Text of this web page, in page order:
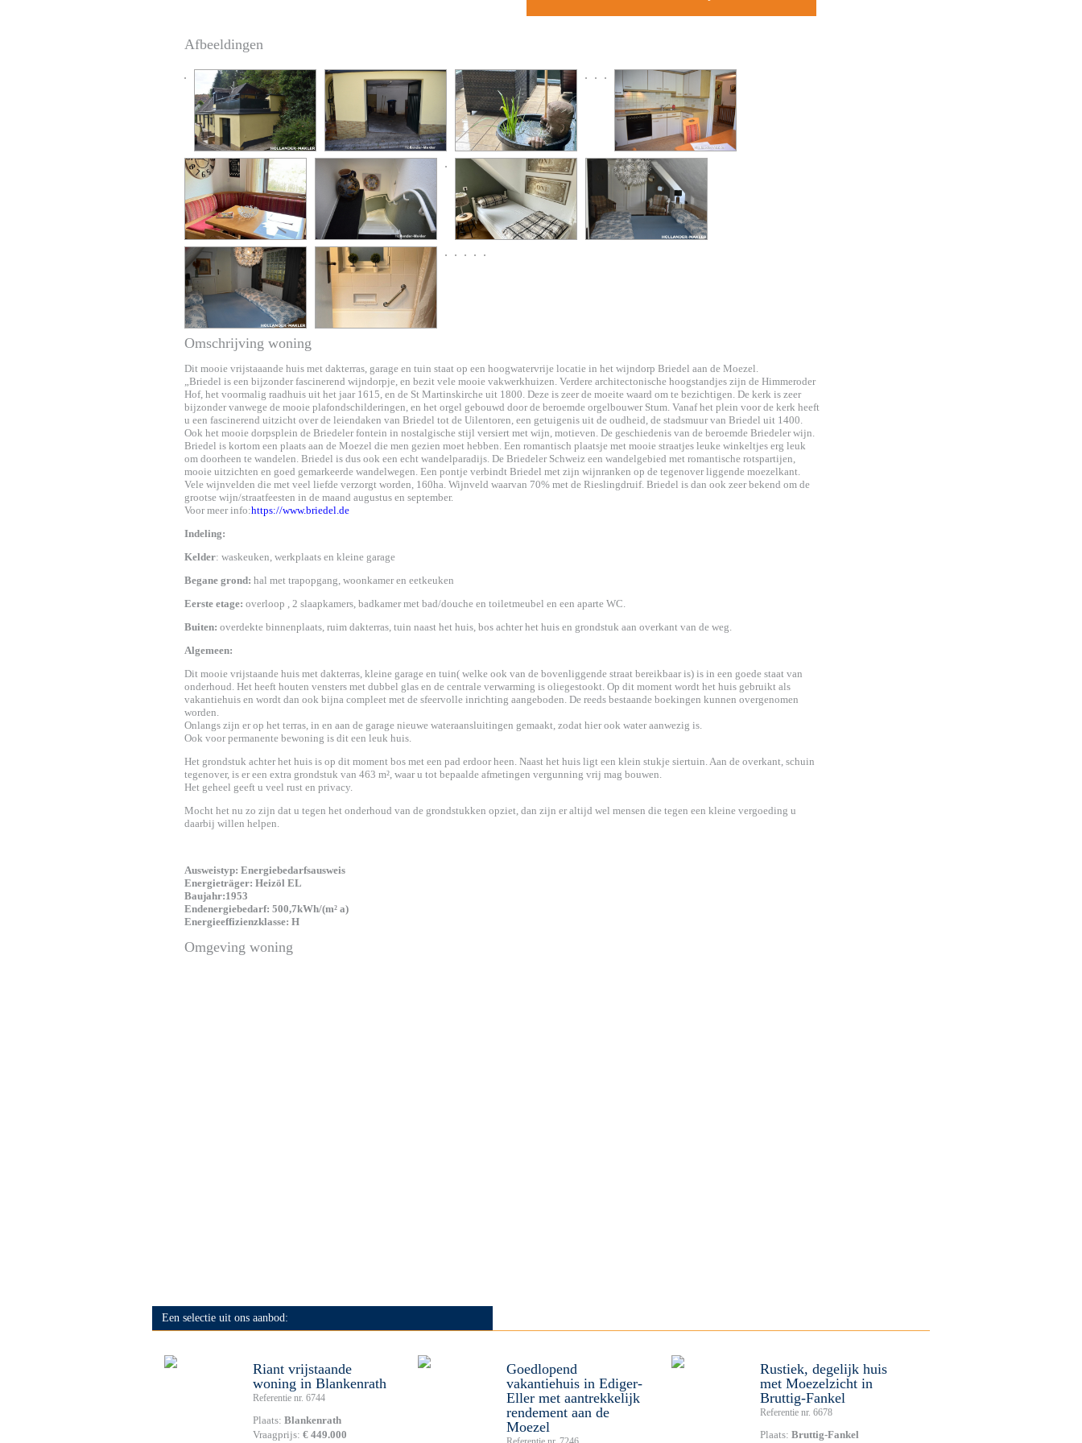
Afbeeldingen
Omschrijving woning
Dit mooie vrijstaaande huis met dakterras, garage en tuin staat op een hoogwatervrije locatie in het wijndorp Briedel aan de Moezel.
„Briedel is een bijzonder fascinerend wijndorpje, en bezit vele mooie vakwerkhuizen. Verdere architectonische hoogstandjes zijn de Himmeroder
Hof, het voormalig raadhuis uit het jaar 1615, en de St Martinskirche uit 1800. Deze is zeer de moeite waard om te bezichtigen. De kerk is zeer
bijzonder vanwege de mooie plafondschilderingen, en het orgel gebouwd door de beroemde orgelbouwer Stum. Vanaf het plein voor de kerk heeft
u een fascinerend uitzicht over de leiendaken van Briedel tot de Uilentoren, een getuigenis uit de oudheid, de stadsmuur van Briedel uit 1400.
Ook het mooie dorpsplein de Briedeler fontein in nostalgische stijl versiert met wijn, motieven. De geschiedenis van de beroemde Briedeler wijn.
Briedel is kortom een plaats aan de Moezel die men gezien moet hebben. Een romantisch plaatsje met mooie straatjes leuke winkeltjes erg leuk
om doorheen te wandelen. Briedel is dus ook een echt wandelparadijs. De Briedeler Schweiz een wandelgebied met romantische rotspartijen,
mooie uitzichten en goed gemarkeerde wandelwegen. Een pontje verbindt Briedel met zijn wijnranken op de tegenover liggende moezelkant.
Vele wijnvelden die met veel liefde verzorgt worden, 160ha. Wijnveld waarvan 70% met de Rieslingdruif. Briedel is dan ook zeer bekend om de
grootse wijn/straatfeesten in de maand augustus en september.
Voor meer info:https://www.briedel.de
Indeling:
Kelder: waskeuken, werkplaats en kleine garage
Begane grond: hal met trapopgang, woonkamer en eetkeuken
Eerste etage: overloop , 2 slaapkamers, badkamer met bad/douche en toiletmeubel en een aparte WC.
Buiten: overdekte binnenplaats, ruim dakterras, tuin naast het huis, bos achter het huis en grondstuk aan overkant van de weg.
Algemeen:
Dit mooie vrijstaande huis met dakterras, kleine garage en tuin( welke ook van de bovenliggende straat bereikbaar is) is in een goede staat van
onderhoud. Het heeft houten vensters met dubbel glas en de centrale verwarming is oliegestookt. Op dit moment wordt het huis gebruikt als
vakantiehuis en wordt dan ook bijna compleet met de sfeervolle inrichting aangeboden. De reeds bestaande boekingen kunnen overgenomen
worden.
Onlangs zijn er op het terras, in en aan de garage nieuwe wateraansluitingen gemaakt, zodat hier ook water aanwezig is.
Ook voor permanente bewoning is dit een leuk huis.
Het grondstuk achter het huis is op dit moment bos met een pad erdoor heen. Naast het huis ligt een klein stukje siertuin. Aan de overkant, schuin
tegenover, is er een extra grondstuk van 463 m², waar u tot bepaalde afmetingen vergunning vrij mag bouwen.
Het geheel geeft u veel rust en privacy.
Mocht het nu zo zijn dat u tegen het onderhoud van de grondstukken opziet, dan zijn er altijd wel mensen die tegen een kleine vergoeding u
daarbij willen helpen.
Ausweistyp: Energiebedarfsausweis
Energieträger: Heizöl EL
Baujahr:1953
Endenergiebedarf: 500,7kWh/(m² a)
Energieeffizienzklasse: H
Omgeving woning
Een selectie uit ons aanbod:
Riant vrijstaande
woning in Blankenrath
Referentie nr. 6744
Plaats: Blankenrath
Vraagprijs: € 449.000
Goedlopend
vakantiehuis in Ediger-
Eller met aantrekkelijk
rendement aan de
Moezel
Rustiek, degelijk huis
met Moezelzicht in
Bruttig-Fankel
Referentie nr. 6678
Plaats: Bruttig-Fankel